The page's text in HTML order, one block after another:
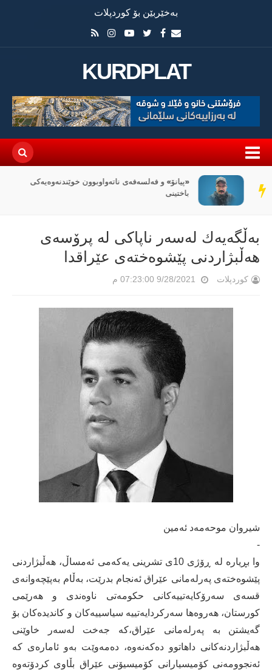
بەخێربێن بۆ کوردپلات
KURDPLAT
سەر
دێڕ
«پیانۆ» و فەلسەفەی ناتەواوبوون خوێندنەوەیەکی
باختینی
به‌ڵگه‌یه‌ك له‌سه‌ر ناپاكى له‌ پرۆسەى
هەڵبژاردنی پێشوه‌خته‌ى عێراقدا
کوردپلات 9/28/2021 07:23:00 م
شیروان موحه‌مه‌د ئه‌مین
-
وا بڕیاره‌ له‌ ڕۆژى 10ی تشرینی یەکەمی ئەمساڵ، هەڵبژاردنی
پێشوەختەی پەرلەمانی عێراق ئەنجام بدرێت، به‌ڵام به‌پێچه‌وانه‌ى
قسه‌ى سه‌رۆكایه‌تییه‌كانى حكومه‌تى ناوه‌ندى و هه‌رێمى
كورستان، هه‌روه‌ها سه‌ركردایه‌تییه‌ سیاسییه‌كان و كاندیده‌كان بۆ
گه‌یشتن به‌ په‌رله‌مانى عێراق،كه‌ جه‌خت له‌سه‌ر خاوێنى
هه‌ڵبژاردنه‌كانى داهاتوو ده‌كه‌نه‌وه‌، ده‌مه‌وێت به‌و ئاماره‌ى كه‌
ئەنجوومەنی کۆمیسیارانی کۆمیسیۆنى عێراق بڵاوى كردۆته‌وه‌